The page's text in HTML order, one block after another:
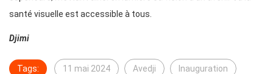
santé visuelle est accessible à tous.
Djimi
Tags: 11 mai 2024 Avedji Inauguration